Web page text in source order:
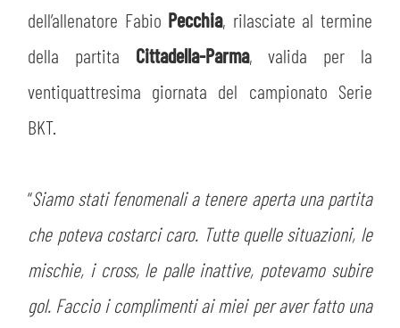
INFO BIGLIETTI
TARDINI CARD
INFORMAZIONI ACCREDITI
TICKET GIFT CARD
ESPORTS
IL CLUB
STORIA
MUTTI TRAINING CENTER
STORE
STADIO TARDINI
MEDIA
dell’allenatore Fabio Pecchia, rilasciate al termine
della partita Cittadella-Parma, valida per la
ventiquattresima giornata del campionato Serie
BKT.
“Siamo stati fenomenali a tenere aperta una partita
che poteva costarci caro. Tutte quelle situazioni, le
mischie, i cross, le palle inattive, potevamo subire
gol. Faccio i complimenti ai miei per aver fatto una